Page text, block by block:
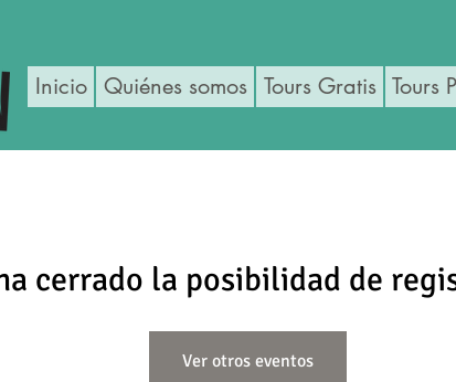
Inicio Quiénes somos Tours Gratis Tours
cerrado la posibilidad de
Ver otros eventos